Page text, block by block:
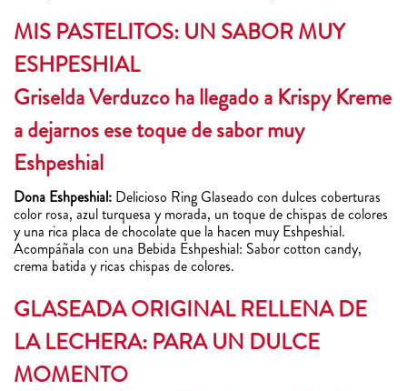
MIS PASTELITOS: UN SABOR MUY
ESHPESHIAL
Griselda Verduzco ha llegado a Krispy Kreme
a dejarnos ese toque de sabor muy
Eshpeshial
Dona Eshpeshial: Delicioso Ring Glaseado con dulces coberturas
color rosa, azul turquesa y morada, un toque de chispas de colores
y una rica placa de chocolate que la hacen muy Eshpeshial.
Acompáñala con una Bebida Eshpeshial: Sabor cotton candy,
crema batida y ricas chispas de colores.
GLASEADA ORIGINAL RELLENA DE
LA LECHERA: PARA UN DULCE
MOMENTO